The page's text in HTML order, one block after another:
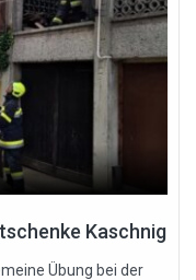
Kaschnig
Übung bei der